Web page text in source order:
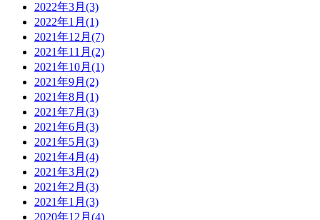
2022年3月(3)
2022年1月(1)
2021年12月(7)
2021年11月(2)
2021年10月(1)
2021年9月(2)
2021年8月(1)
2021年7月(3)
2021年6月(3)
2021年5月(3)
2021年4月(4)
2021年3月(2)
2021年2月(3)
2021年1月(3)
2020年12月(4)